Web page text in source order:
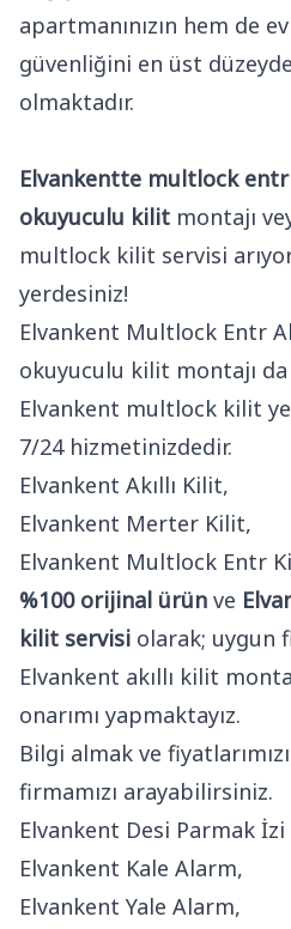
apartmanınızın hem de
güvenliğini en üst
olmaktadır.
Elvankentte multlock entr
okuyuculu kilit montajı
multlock kilit servisi
yerdesiniz!
Elvankent Multlock Entr
okuyuculu kilit montajı
Elvankent multlock kilit
7/24 hizmetinizdedir.
Elvankent Akıllı Kilit,
Elvankent Merter Kilit,
Elvankent Multlock Entr
%100 orijinal ürün ve
kilit servisi olarak; uygun
Elvankent akıllı kilit
onarımı yapmaktayız.
Bilgi almak ve
firmamızı arayabilirsiniz.
Elvankent Desi Parmak
Elvankent Kale Alarm,
Elvankent Yale Alarm,